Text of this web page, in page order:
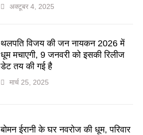
अक्टूबर 4, 2025
थलपति विजय की जन नायकन 2026 में
धूम मचाएगी, 9 जनवरी को इसकी रिलीज
डेट तय की गई है
मार्च 25, 2025
बोमन ईरानी के घर नवरोज की धूम, परिवार